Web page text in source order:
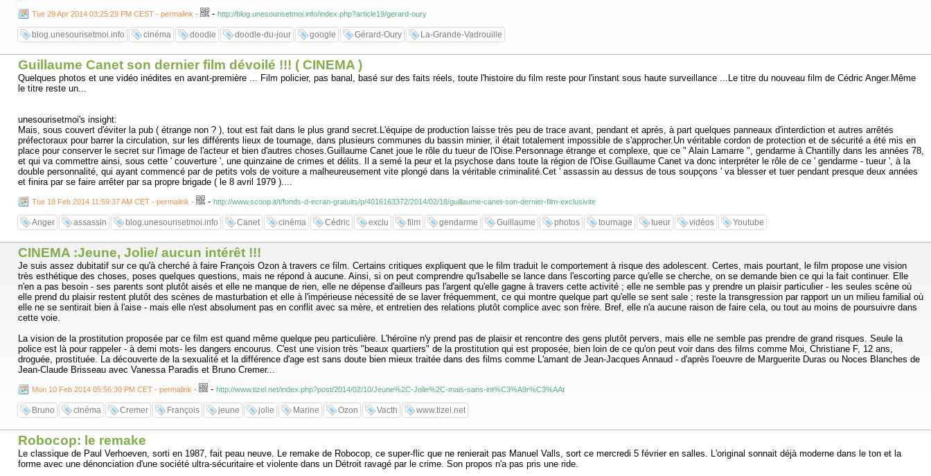
Tue 29 Apr 2014 03:25:29 PM CEST - permalink - - http://blog.unesourisetmoi.info/index.php?article19/gerard-oury
blog.unesourisetmoi.info cinéma doodle doodle-du-jour google Gérard-Oury La-Grande-Vadrouille
Guillaume Canet son dernier film dévoilé !!! ( CINEMA )
Quelques photos et une vidéo inédites en avant-première ... Film policier, pas banal, basé sur des faits réels, toute l'histoire du film reste pour l'instant sous haute surveillance ...Le titre du nouveau film de Cédric Anger.Même
le titre reste un...
unesourisetmoi's insight:
Mais, sous couvert d'éviter la pub ( étrange non ? ), tout est fait dans le plus grand secret.L'équipe de production laisse très peu de trace avant, pendant et après, à part quelques panneaux d'interdiction et autres arrêtés
préfectoraux pour barrer la circulation, sur les différents lieux de tournage, dans plusieurs communes du bassin minier, il était totalement impossible de s'approcher.Un véritable cordon de protection et de sécurité a été mis en
place pour conserver le secret sur l'image de l'acteur et bien d'autres choses.Guillaume Canet joue le rôle du tueur de l'Oise.Personnage étrange et complexe, que ce " Alain Lamarre ", gendarme à Chantilly dans les années 78,
et qui va commettre ainsi, sous cette ' couverture ', une quinzaine de crimes et délits. Il a semé la peur et la psychose dans toute la région de l'Oise.Guillaume Canet va donc interpréter le rôle de ce ' gendarme - tueur ', à la
double personnalité, qui ayant commencé par de petits vols de voiture a malheureusement vite plongé dans la véritable criminalité.Cet ' assassin au dessus de tous soupçons ' va blesser et tuer pendant presque deux années
et finira par se faire arrêter par sa propre brigade ( le 8 avril 1979 )....
Tue 18 Feb 2014 11:59:37 AM CET - permalink - - http://www.scoop.it/t/fonds-d-ecran-gratuits/p/4016163372/2014/02/18/guillaume-canet-son-dernier-film-exclusivite
Anger assassin blog.unesourisetmoi.info Canet cinéma Cédric exclu film gendarme Guillaume photos tournage tueur vidéos Youtube
CINEMA :Jeune, Jolie/ aucun intérêt !!!
Je suis assez dubitatif sur ce qu'à cherché à faire François Ozon à travers ce film. Certains critiques expliquent que le film traduit le comportement à risque des adolescent. Certes, mais pourtant, le film propose une vision
très esthétique des choses, poses quelques questions, mais ne répond à aucune. Ainsi, si on peut comprendre qu'Isabelle se lance dans l'escorting parce qu'elle se cherche, on se demande bien ce qui la fait continuer. Elle
n'en a pas besoin - ses parents sont plutôt aisés et elle ne manque de rien, elle ne dépense d'ailleurs pas l'argent qu'elle gagne à travers cette activité ; elle ne semble pas y prendre un plaisir particulier - les seules scène où
elle prend du plaisir restent plutôt des scènes de masturbation et elle à l'impérieuse nécessité de se laver fréquemment, ce qui montre quelque part qu'elle se sent sale ; reste la transgression par rapport un un milieu familial où
elle ne se sentirait bien à l'aise - mais elle n'est absolument pas en conflit avec sa mère, et entretien des relations plutôt complice avec son frère. Bref, elle n'a aucune raison de faire cela, ou tout au moins de poursuivre dans
cette voie.
La vision de la prostitution proposée par ce film est quand même quelque peu particulière. L'héroïne n'y prend pas de plaisir et rencontre des gens plutôt pervers, mais elle ne semble pas prendre de grand risques. Seule la
police est là pour rappeler - à demi mots- les dangers encourus. C'est une vision très "beaux quartiers" de la prostitution qui est proposée, bien loin de ce qu'on peut voir dans des films comme Moi, Christiane F, 12 ans,
droguée, prostituée. La découverte de la sexualité et la différence d'age est sans doute bien mieux traitée dans des films comme L'amant de Jean-Jacques Annaud - d'après l'oeuvre de Marguerite Duras ou Noces Blanches de
Jean-Claude Brisseau avec Vanessa Paradis et Bruno Cremer...
Mon 10 Feb 2014 05:56:30 PM CET - permalink - - http://www.tizel.net/index.php?post/2014/02/10/Jeune%2C-Jolie%2C-mais-sans-int%C3%A9r%C3%AAt
Bruno cinéma Cremer François jeune jolie Marine Ozon Vacth www.tizel.net
Robocop: le remake
Le classique de Paul Verhoeven, sorti en 1987, fait peau neuve. Le remake de Robocop, ce super-flic que ne renierait pas Manuel Valls, sort ce mercredi 5 février en salles. L'original sonnait déjà moderne dans le ton et la
forme avec une dénonciation d'une société ultra-sécuritaire et violente dans un Détroit ravagé par le crime. Son propos n'a pas pris une ride.